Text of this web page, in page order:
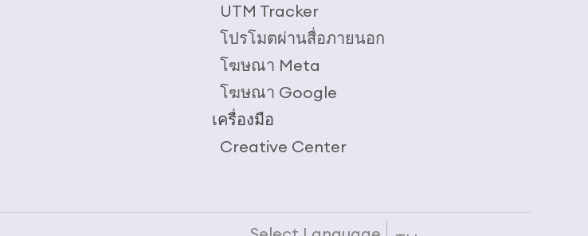
UTM Tracker
โปรโมตผ่านสื่อภายนอก
โฆษณา Meta
โฆษณา Google
เครื่องมือ
Creative Center